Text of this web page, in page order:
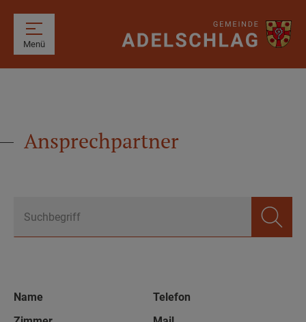
Menü
Ansprechpartner
Suchbegriff
Name
Telefon